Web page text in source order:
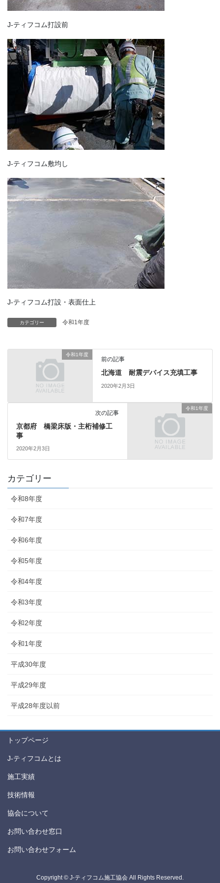
J-ティフコム打設前
J-ティフコム敷均し
J-ティフコム打設・表面仕上
カテゴリー 令和1年度
令和1年度
前の記事
北海道 耐震デバイス充填工事
2020年2月3日
令和1年度
次の記事
京都府 橋梁床版・主桁補修工
事
2020年2月3日
カテゴリー
令和8年度
令和7年度
令和6年度
令和5年度
令和4年度
令和3年度
令和2年度
令和1年度
平成30年度
平成29年度
平成28年度以前
トップページ
J-ティフコムとは
施工実績
技術情報
協会について
お問い合わせ窓口
お問い合わせフォーム
Copyright © J-ティフコム施工協会 All Rights Reserved.